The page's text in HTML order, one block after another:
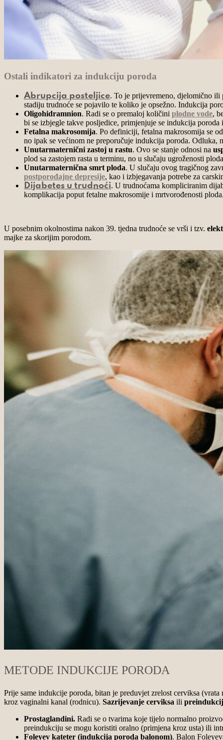
Ostali indikatori za indukciju poroda
Abrupcija posteljice. To je prijevremeno, djelomično ili
stadiju trudnoće se pojavilo te koliko je opsežno. Indukcija
Oligohidramnion. Radi se o premaloj količini plodne vode,
bi se izbjegle takve posljedice, primjenjuje se indukcija poroda
Fetalna makrosomija. Po definiciji, fetalna makrosomija se
no ipak se većinom ne preporučuje indukcija poroda. Odluka,
Unutarmaternični zastoj u rastu. Ovo se stanje odnosi na
plod sa zastojem rasta u terminu, no u slučaju ugroženosti
Unutarmaternična smrt ploda. U slučaju ovog tragičnog
postporođajne depresije, kao i izbjegavanja potrebe za
Dijabetes u trudnoći. U trudnoćama kompliciranim
komplikacija poput fetalne makrosomije i mrtvorođenosti
U posebnim okolnostima nakon 39. tjedna trudnoće se vrši i tzv.
majke za skorijim porodom.
METODE INDUKCIJE PORODA
Prije same indukcije poroda, bitan je preduvjet zrelost cerviksa
kroz vaginalni kanal (rodnicu). Sazrijevanje cerviksa ili
Prostaglandini. Radi se o tvarima koje tijelo normalno
preindukciju se mogu koristiti oralno (primjena kroz usta) ili
Foleyev kateter (indukcija poroda balonom). Balon